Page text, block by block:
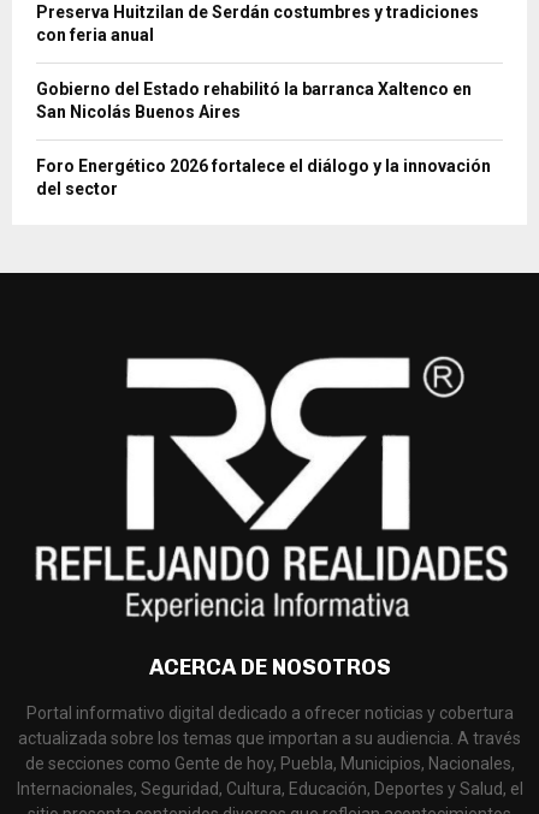
Preserva Huitzilan de Serdán costumbres y tradiciones
con feria anual
Gobierno del Estado rehabilitó la barranca Xaltenco en
San Nicolás Buenos Aires
Foro Energético 2026 fortalece el diálogo y la innovación
del sector
ACERCA DE NOSOTROS
Portal informativo digital dedicado a ofrecer noticias y cobertura
actualizada sobre los temas que importan a su audiencia. A través
de secciones como Gente de hoy, Puebla, Municipios, Nacionales,
Internacionales, Seguridad, Cultura, Educación, Deportes y Salud, el